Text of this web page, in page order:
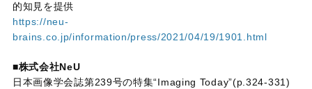
的知見を提供
https://neu-
brains.co.jp/information/press/2021/04/19/1901.html
■株式会社NeU
日本画像学会誌第239号の特集“Imaging Today”(p.324-331)